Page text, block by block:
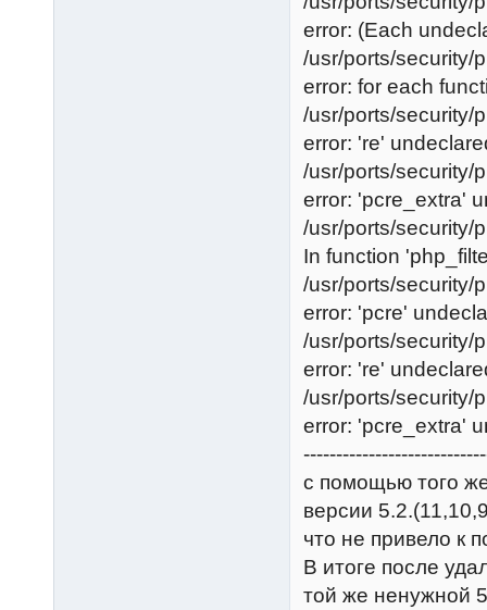
error: (Each
/usr/ports/security/
error: for each
/usr/ports/security/
error: 're'
/usr/ports/security/
error: 'pcre_extra'
/usr/ports/security/
In function
/usr/ports/security/
error: 'pcre'
/usr/ports/security/
error: 're'
/usr/ports/security/
error: 'pcre_extra'
с помощью того
версии
что не привело к
В итоге после
той же ненужной